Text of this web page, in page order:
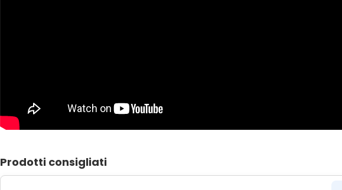
Prodotti consigliati